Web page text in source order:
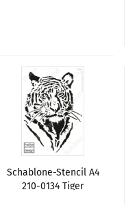
Schablone-Stencil A4
210-0134 Tiger